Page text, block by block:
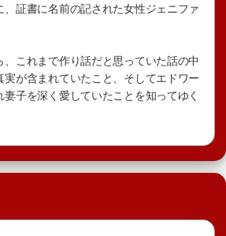
、証書に名前の記された女性ジェニファ
、これまで作り話だと思っていた話の中
実が含まれていたこと、そしてエドワー
妻子を深く愛していたことを知ってゆく